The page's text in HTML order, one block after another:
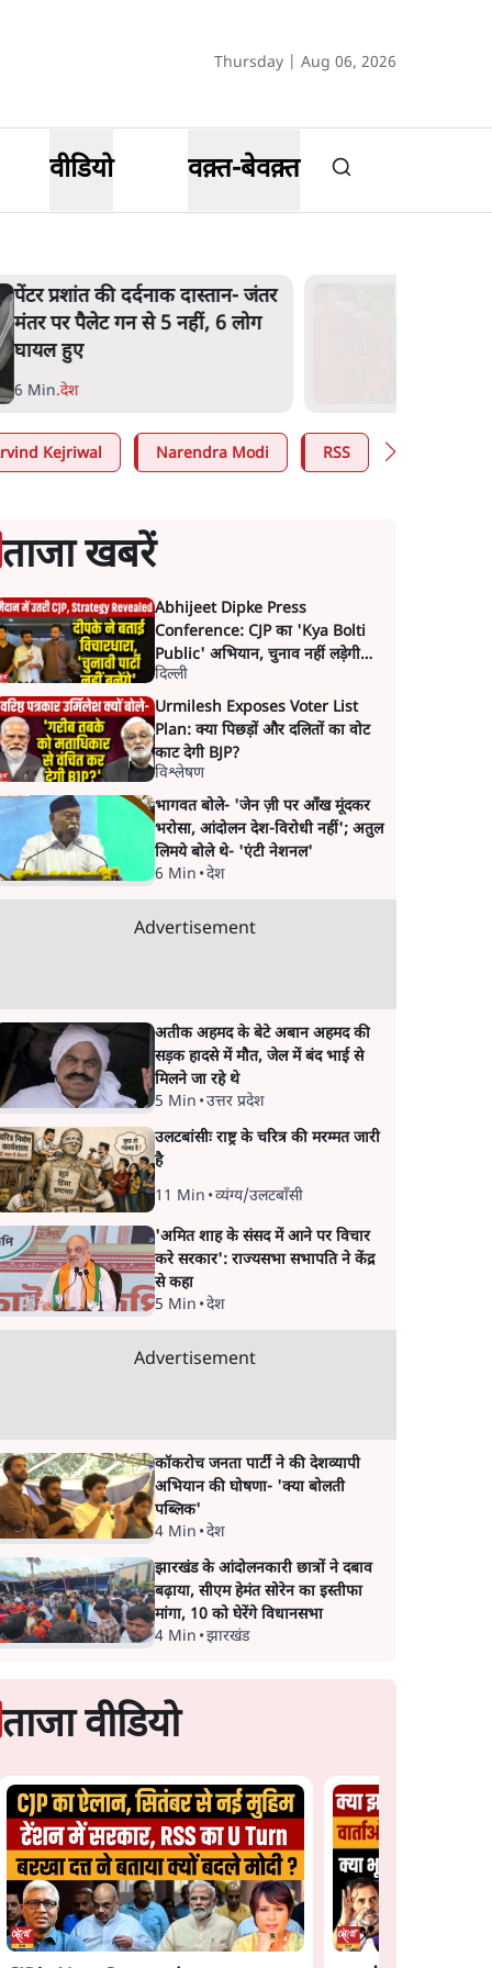
Thursday | Aug 06, 2026
वीडियो वक़्त-बेवक़्त
पेंटर प्रशांत की दर्दनाक दास्तान- जंतर
मंतर पर पैलेट गन से 5 नहीं, 6 लोग
घायल हुए
6 Min.देश
Kejriwal Narendra Modi RSS
ताजा खबरें
Abhijeet Dipke Press
Conference: CJP का 'Kya Bolti
Public' अभियान, चुनाव नहीं लड़ेगी
CJP!
दिल्ली
Urmilesh Exposes Voter List
Plan: क्या पिछड़ों और दलितों का वोट
काट देगी BJP?
विश्लेषण
भागवत बोले- 'जेन ज़ी पर आँख मूंदकर
भरोसा, आंदोलन देश-विरोधी नहीं'; अतुल
लिमये बोले थे- 'एंटी नेशनल'
6 Min •देश
Advertisement
अतीक अहमद के बेटे अबान अहमद की
सड़क हादसे में मौत, जेल में बंद भाई से
मिलने जा रहे थे
5 Min •उत्तर प्रदेश
उलटबांसीः राष्ट्र के चरित्र की मरम्मत जारी
है
11 Min •व्यंग्य/उलटबाँसी
'अमित शाह के संसद में आने पर विचार
करे सरकार': राज्यसभा सभापति ने केंद्र
से कहा
5 Min •देश
Advertisement
कॉकरोच जनता पार्टी ने की देशव्यापी
अभियान की घोषणा- 'क्या बोलती
पब्लिक'
4 Min •देश
झारखंड के आंदोलनकारी छात्रों ने दबाव
बढ़ाया, सीएम हेमंत सोरेन का इस्तीफा
मांगा, 10 को घेरेंगे विधानसभा
4 Min •झारखंड
ताजा वीडियो